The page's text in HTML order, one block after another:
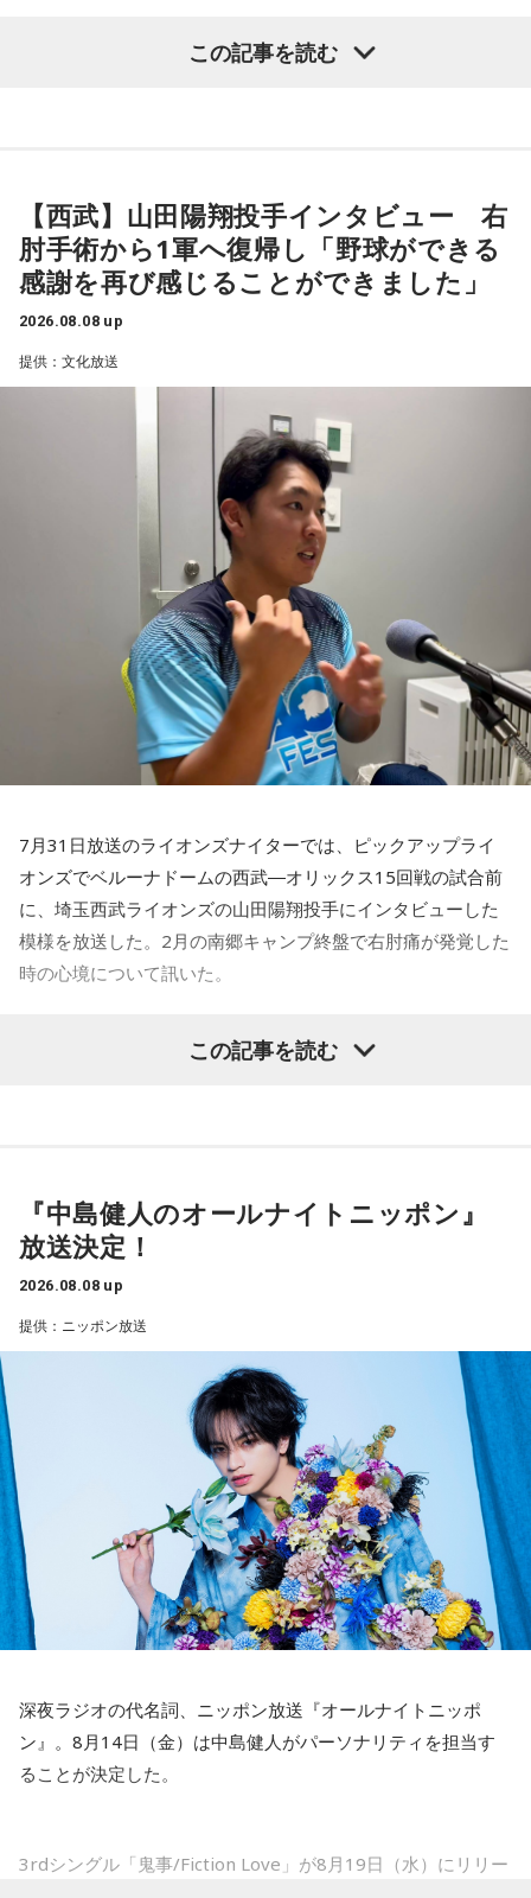
ジルは対戦相手が決まったときに「オランダじゃなくて良か
ているんだ。メンバーは違うかもしれないけれど、日本は力
があるんだぞ」と言って、油断しないように警戒させる。そ
して、「お前ら、（日本選手が）こんなことを言ってるぞ」
と塩貝選手のコメントを（起爆剤として）使うことが可能な
しないほうが良かったなと僕は思っています。
とはいえ、塩貝選手とはW杯が終わったときに違うところで
会いましたけど、本当に純粋なんですよ。全然悪気がないと
いうか。ただ、プロの選手としてそこまで考えてコメントす
るべきだったかなとは思います。
でもまだ若いですから。森保監督は“リバウンドメンタリテ
ィ”という言葉をよく使いますけど、何かうまくいかなかった
後のリアクションがすごく重要で、今後そこを塩貝選手は試
されるのかなと思いますし、その期待に応えるだけのものを
持っている選手だと思いますから、良いエネルギーに変えて
もらいたいなと思います。
----------------------------------------------------
この日の放送をradikoタイムフリーで聴く
※放送エリア外の方は、プレミアム会員の登録でご利用いた
＜番組概要＞
番組名：SPORTS BEAT supported by TOYOTA
放送日時：毎週土曜 10:00～10:50
パーソナリティ：藤木直人、高見侑里
番組Webサイト：https://www.tfm.co.jp/beat/
番組公式X：@SPORTSBEAT_TFM
――1軍デビューを果たしたプロ3年目の昨シーズンは素晴ら
しい成績だったかと思いますが、「求めすぎずに自分のやる
――過去2年の苦労は昨シーズンに活きていたということです
ね。
山田「活きていると思います。ウエイトトレーニングなどで
身体作りができたと思うので、結果を出さないといけないと
ころで出せたというのはよかったと思います」
――2月の南郷キャンプ終盤で右肘痛が発覚した時の心境を教
山田「痛かったですし、手術のタイミングはすごく悩んだの
ですが、3月9日に手術をさせていただいた。痛いままプレー
をしていても成績も上がらないですし、自分としても不安を
抱えながらプレーをするのは嫌だったので、できるだけ早く
手術をして、早く復帰ができるようにというので決断しまし
――以前から痛みはあったのでしょうか？
山田「痛みがない範囲でできていたのですが、痛みの場所が
動いてしまって、数ミリでも痛みの場所が動くだけで痛みが
――実戦復帰まで4ヶ月という診断のもと、ファームで最初に
投げたのは7月11日でした。リハビリはうまくいったという
ことでしょうか？
山田「トレーナーさんのおかげでうまくいったと思います」
山田「順調にいくのも難しくて、リハビリをしていく上でエ
――石垣島で自主トレをともにした後輩である篠原響投手の
活躍をどうご覧になられましたか？
山田「球速がすごくて、僕も追いつけるように頑張ります」
――オールスターゲームの前に1軍へ復帰しました。ここまで
2試合に登板してみていかがですか？
山田「自分の持ち味が出せて抑えられることができたので、
そこは1番よかったのかなと思います。試合で投げる、野球が
できる感謝というのも再び感じることができましたし、野球
――今シーズンの登板はまだ2試合ですが、ヒットを1本も打
たれていないです。
山田「そうなんですか？ 何の意識もしていないです（笑）。
1イニングを無失点で抑える。どれだけピンチを作っても無失
いうのは本当にいいことなのかなと思います」
※インタビュアー：文化放送・斉藤一美アナウンサー
この記事を読む
【西武】山田陽翔投手インタビュー 右
肘手術から1軍へ復帰し「野球ができる
感謝を再び感じることができました」
2026.08.08 up
提供：文化放送
7月31日放送のライオンズナイターでは、ピックアップライ
オンズでベルーナドームの西武―オリックス15回戦の試合前
に、埼玉西武ライオンズの山田陽翔投手にインタビューした
模様を放送した。2月の南郷キャンプ終盤で右肘痛が発覚した
時の心境について訊いた。
――1軍デビューを果たしたプロ3年目の昨シーズンは素晴ら
しい成績だったかと思いますが、「求めすぎずに自分のやる
――過去2年の苦労は昨シーズンに活きていたということです
ね。
山田「活きていると思います。ウエイトトレーニングなどで
身体作りができたと思うので、結果を出さないといけないと
ころで出せたというのはよかったと思います」
――2月の南郷キャンプ終盤で右肘痛が発覚した時の心境を教
山田「痛かったですし、手術のタイミングはすごく悩んだの
ですが、3月9日に手術をさせていただいた。痛いままプレー
をしていても成績も上がらないですし、自分としても不安を
抱えながらプレーをするのは嫌だったので、できるだけ早く
手術をして、早く復帰ができるようにというので決断しまし
た」
――以前から痛みはあったのでしょうか？
山田「痛みがない範囲でできていたのですが、痛みの場所が
動いてしまって、数ミリでも痛みの場所が動くだけで痛みが
変わってくるので」
――実戦復帰まで4ヶ月という診断のもと、ファームで最初に
この記事を読む
『中島健人のオールナイトニッポン』
放送決定！
2026.08.08 up
提供：ニッポン放送
深夜ラジオの代名詞、ニッポン放送『オールナイトニッポ
ン』。8月14日（金）は中島健人がパーソナリティを担当す
ることが決定した。
3rdシングル「鬼事/Fiction Love」が8月19日（水）にリリー